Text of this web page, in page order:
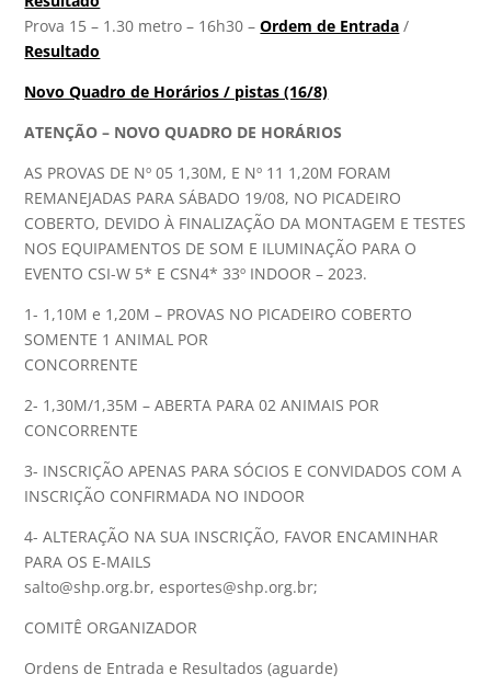
Prova 15 – 1.30 metro – 16h30 –Ordem de Entrada /
Resultado
Novo Quadro de Horários / pistas (16/8)
ATENÇÃO – NOVO QUADRO DE HORÁRIOS
AS PROVAS DE Nº 05 1,30M, E Nº 11 1,20M FORAM
REMANEJADAS PARA SÁBADO 19/08, NO PICADEIRO
COBERTO, DEVIDO À FINALIZAÇÃO DA MONTAGEM E TESTES
NOS EQUIPAMENTOS DE SOM E ILUMINAÇÃO PARA O
EVENTO CSI-W 5* E CSN4* 33º INDOOR – 2023.
1- 1,10M e 1,20M – PROVAS NO PICADEIRO COBERTO
SOMENTE 1 ANIMAL POR
CONCORRENTE
2- 1,30M/1,35M – ABERTA PARA 02 ANIMAIS POR
CONCORRENTE
3- INSCRIÇÃO APENAS PARA SÓCIOS E CONVIDADOS COM A
INSCRIÇÃO CONFIRMADA NO INDOOR
4- ALTERAÇÃO NA SUA INSCRIÇÃO, FAVOR ENCAMINHAR
PARA OS E-MAILS
salto@shp.org.br, esportes@shp.org.br;
COMITÊ ORGANIZADOR
Ordens de Entrada e Resultados (aguarde)